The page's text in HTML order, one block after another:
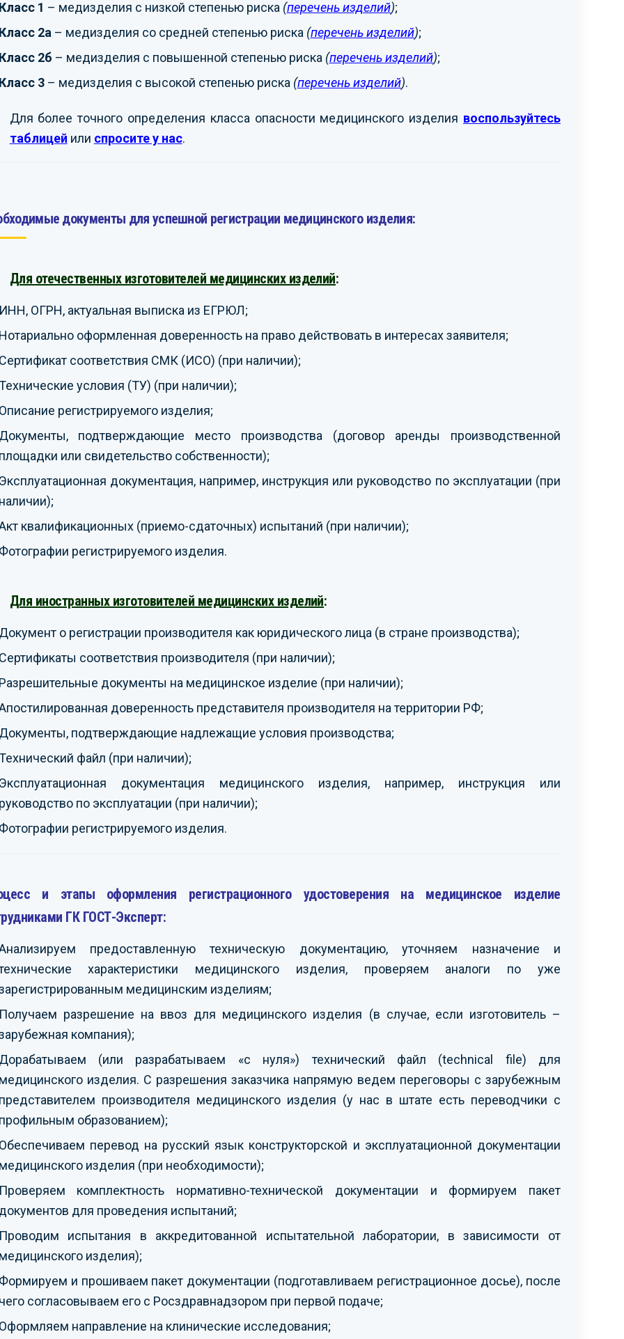
1 – медизделия с низкой степенью риска (перечень изделий);
2а– медизделия со средней степенью риска (перечень изделий);
2б – медизделия с повышенной степенью риска (перечень изделий);
3– медизделия с высокой степенью риска (перечень изделий).
Для более точного определения класса опасности медицинского изделия воспользуйтесь
таблицей или спросите у нас.
документы для успешной регистрации медицинского изделия:
Для отечественных изготовителей медицинских изделий:
ОГРН, актуальная выписка из ЕГРЮЛ;
оформленная доверенность на право действовать в интересах заявителя;
соответствия СМК (ИСО) (при наличии);
условия (ТУ) (при наличии);
регистрируемого изделия;
подтверждающие место производства (договор аренды производственной
или свидетельство собственности);
документация, например, инструкция или руководство по эксплуатации (при
квалификационных (приемо-сдаточных) испытаний (при наличии);
регистрируемого изделия.
Для иностранных изготовителей медицинских изделий:
о регистрации производителя как юридического лица (в стране производства);
соответствия производителя (при наличии);
документы на медицинское изделие (при наличии);
доверенность представителя производителя на территории РФ;
подтверждающие надлежащие условия производства;
файл (при наличии);
документация медицинского изделия, например, инструкция или
по эксплуатации (при наличии);
регистрируемого изделия.
и этапы оформления регистрационного удостоверения на медицинское изделие
ГК ГОСТ-Эксперт:
предоставленную техническую документацию, уточняем назначение и
характеристики медицинского изделия, проверяем аналоги по уже
медицинским изделиям;
разрешение на ввоз для медицинского изделия (в случае, если изготовитель –
компания);
(или разрабатываем «с нуля») технический файл (technical file) для
изделия. С разрешения заказчика напрямую ведем переговоры с зарубежным
производителя медицинского изделия (у нас в штате есть переводчики с
образованием);
перевод на русский язык конструкторской и эксплуатационной документации
изделия (при необходимости);
комплектность нормативно-технической документации и формируем пакет
для проведения испытаний;
испытания в аккредитованной испытательной лаборатории, в зависимости от
изделия);
и прошиваем пакет документации (подготавливаем регистрационное досье), после
согласовываем его с Росздравнадзором при первой подаче;
направление на клинические исследования;